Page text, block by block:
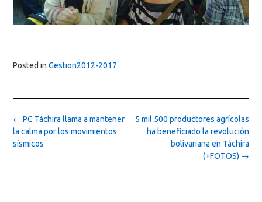
Posted in Gestion2012-2017
Post
navigation
5 mil 500 productores agrícolas
ha beneficiado la revolución
bolivariana en Táchira
(+FOTOS) →
← PC Táchira llama a mantener
la calma por los movimientos
sísmicos